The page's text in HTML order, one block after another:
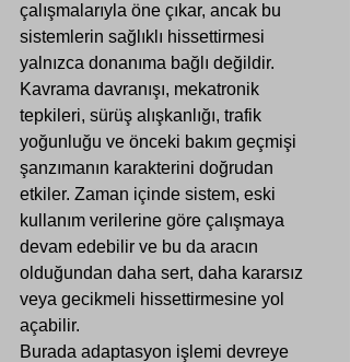
çalışmalarıyla öne çıkar, ancak bu
sistemlerin sağlıklı hissettirmesi
yalnızca donanıma bağlı değildir.
Kavrama davranışı, mekatronik
tepkileri, sürüş alışkanlığı, trafik
yoğunluğu ve önceki bakım geçmişi
şanzımanın karakterini doğrudan
etkiler. Zaman içinde sistem, eski
kullanım verilerine göre çalışmaya
devam edebilir ve bu da aracın
olduğundan daha sert, daha kararsız
veya gecikmeli hissettirmesine yol
açabilir.
Burada adaptasyon işlemi devreye